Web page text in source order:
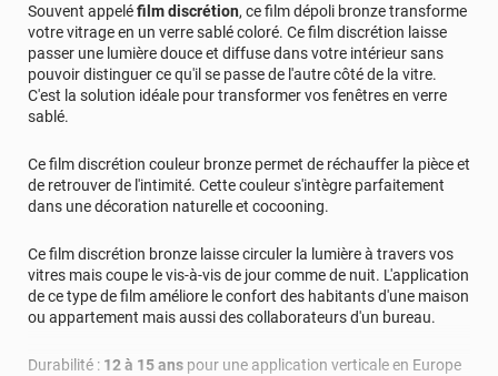
Souvent appeléfilm discrétion, ce film dépoli bronze transforme
votre vitrage en un verre sablé coloré. Ce film discrétion laisse
passer une lumière douce et diffuse dans votre intérieur sans
pouvoir distinguer ce qu'il se passe de l'autre côté de la vitre.
C'est la solution idéale pour transformer vos fenêtres en verre
sablé.
Ce film discrétion couleur bronze permet de réchauffer la pièce et
de retrouver de l'intimité. Cette couleur s'intègre parfaitement
dans une décoration naturelle et cocooning.
Ce film discrétion bronze laisse circuler la lumière à travers vos
vitres mais coupe le vis-à-vis de jour comme de nuit. L'application
de ce type de film améliore le confort des habitants d'une maison
ou appartement mais aussi des collaborateurs d'un bureau.
Durabilité : 12 à 15 ans pour une application verticale en Europe